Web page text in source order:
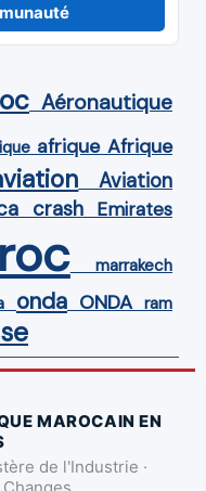
Aéronautique
afrique Afrique
Aviation
crash Emirates
marrakech
onda ONDA ram
MAROCAIN EN
de l'Industrie ·
Changes